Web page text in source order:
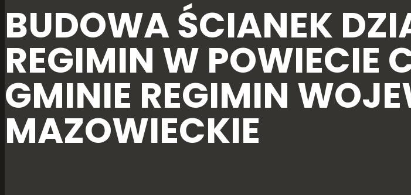
BUDOWA ŚCIANEK
REGIMIN W POWIECIE
GMINIE REGIMIN
MAZOWIECKIE